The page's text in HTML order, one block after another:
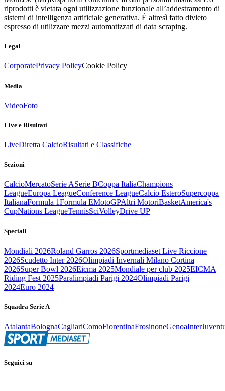
riprodotti è vietata ogni utilizzazione funzionale all’addestramento di
sistemi di intelligenza artificiale generativa. È altresì fatto divieto
espresso di utilizzare mezzi automatizzati di data scraping.
Legal
CorporatePrivacy PolicyCookie Policy
Media
VideoFoto
Live e Risultati
LiveDiretta CalcioRisultati e Classifiche
Sezioni
CalcioMercatoSerie ASerie BCoppa ItaliaChampions
LeagueEuropa LeagueConference LeagueCalcio EsteroSupercoppa
ItalianaFormula 1Formula EMotoGPAltri MotoriBasketAmerica's
CupNations LeagueTennisSciVolleyDrive UP
Speciali
Mondiali 2026Roland Garros 2026Sportmediaset Live Riccione
2026Scudetto Inter 2026Olimpiadi Invernali Milano Cortina
2026Super Bowl 2026Eicma 2025Mondiale per club 2025EICMA
Riding Fest 2025Paralimpiadi Parigi 2024Olimpiadi Parigi
2024Euro 2024
Squadra Serie A
AtalantaBolognaCagliariComoFiorentinaFrosinoneGenoaInter
Seguici su